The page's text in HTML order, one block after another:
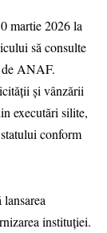
martie 2026 la
să consulte
de ANAF.
și vânzării
executări silite,
conform
instituției.